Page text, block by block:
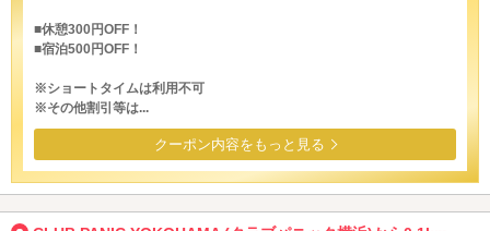
■休憩300円OFF！
■宿泊500円OFF！
※ショートタイムは利用不可
※その他割引等は...
クーポン内容をもっと見る